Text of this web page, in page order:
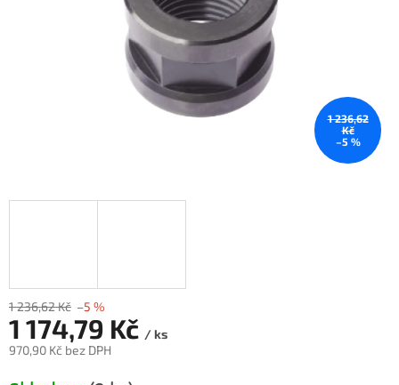
1 236,62
Kč
–5 %
1 236,62 Kč –5 %
1 174,79 Kč / ks
970,90 Kč bez DPH